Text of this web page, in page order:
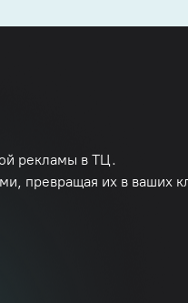
рекламы в ТЦ.
превращая их в ваших